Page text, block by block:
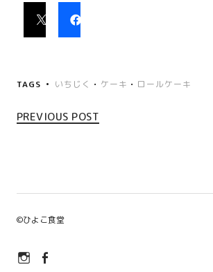
TAGS いちじく • ケーキ • ロールケーキ
PREVIOUS POST
©ひよこ食堂